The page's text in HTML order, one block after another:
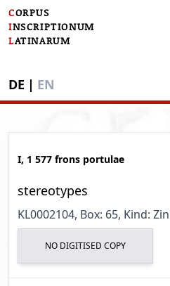
CORPUS
INSCRIPTIONUM
LATINARUM
DE | EN
I, 1 577 frons portulae
stereotypes
KL0002104, Box: 65, Kind:
NO DIGITISED COPY